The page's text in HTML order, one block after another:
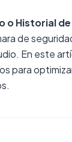
o Historial
de
En este
para